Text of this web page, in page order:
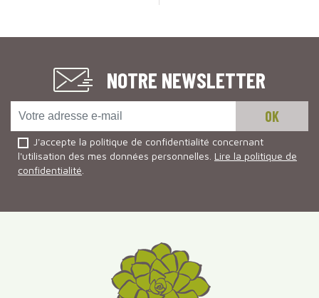
NOTRE NEWSLETTER
J'accepte la politique de confidentialité concernant
l'utilisation des mes données personnelles. Lire la politique de
confidentialité